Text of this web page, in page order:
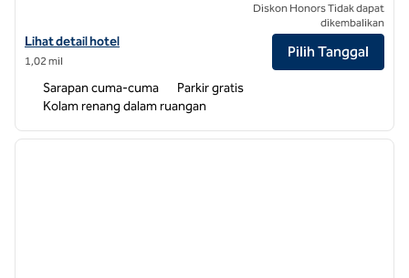
Lihat detail hotel untuk Hampton Inn Oxford-West
Lihat detail hotel
1,02 mil
Diskon Honors Tidak dapat
dikembalikan
Pilih Tanggal
Sarapan cuma-cuma
Parkir gratis
Kolam renang dalam ruangan
1 dari 12